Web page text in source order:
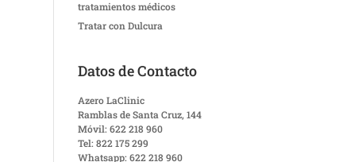
tratamientos médicos
Tratar con Dulcura
Datos de Contacto
Azero LaClinic
Ramblas de Santa Cruz, 144
Móvil: 622 218 960
Tel: 822 175 299
Whatsapp: 622 218 960